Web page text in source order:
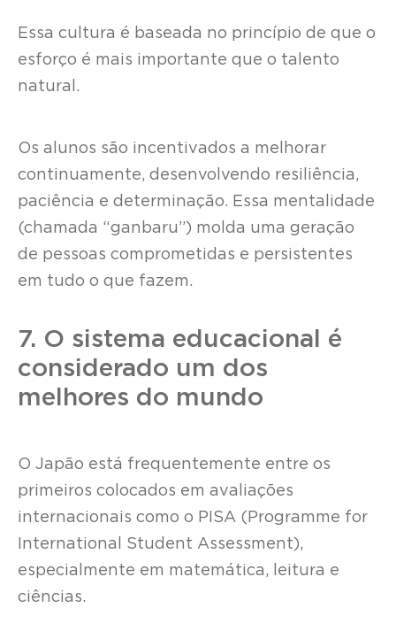
Essa cultura é baseada no princípio de que o
esforço é mais importante que o talento
natural.
Os alunos são incentivados a melhorar
continuamente, desenvolvendo resiliência,
paciência e determinação. Essa mentalidade
(chamada “ganbaru”) molda uma geração
de pessoas comprometidas e persistentes
em tudo o que fazem.
7. O sistema educacional é
considerado um dos
melhores do mundo
O Japão está frequentemente entre os
primeiros colocados em avaliações
internacionais como o PISA (Programme for
International Student Assessment),
especialmente em matemática, leitura e
ciências.